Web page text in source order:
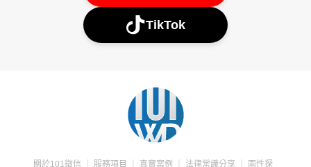
TikTok
關於101徵信 服務項目 真實案例 法律常識分享 兩性探